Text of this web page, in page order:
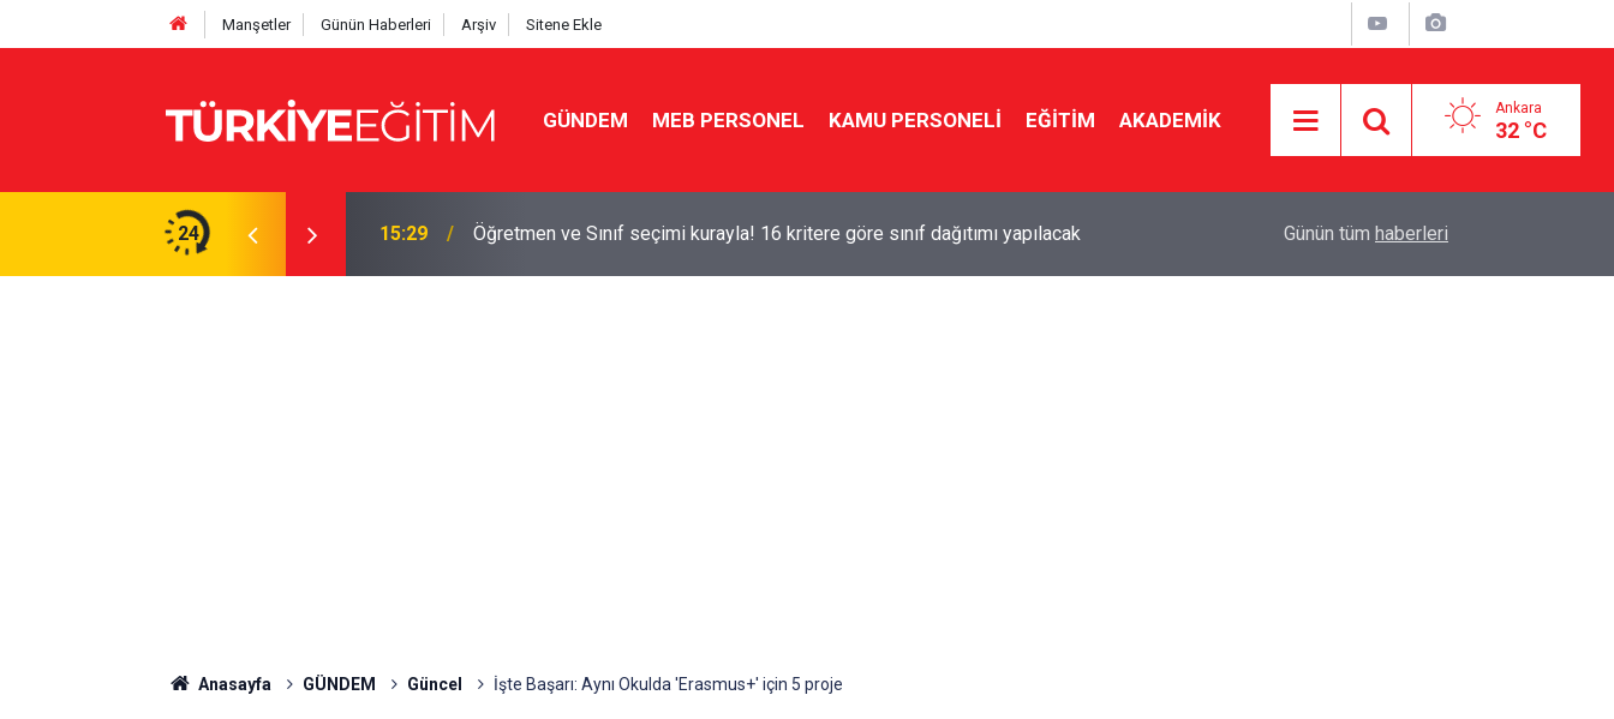
Manşetler Günün Haberleri Arşiv Sitene Ekle
GÜNDEM MEB PERSONEL KAMU PERSONELİ EĞİTİM AKADEMİK Ankara
32 °C
24
kontrol edin! Onaysız tercih işleme
15:29 Öğretmen ve Sınıf seçimi kurayla! 16 kritere göre sınıf dağıtımı yapılacak Okul Liderliğinde Karakter ve Donanımın
Günün tüm haberleri
Anasayfa GÜNDEM Güncel İşte Başarı: Aynı Okulda 'Erasmus+' için 5 proje